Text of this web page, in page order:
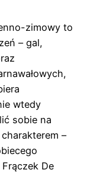
zimowy to
– gal,
wtedy
sobie na
–
Frączek De